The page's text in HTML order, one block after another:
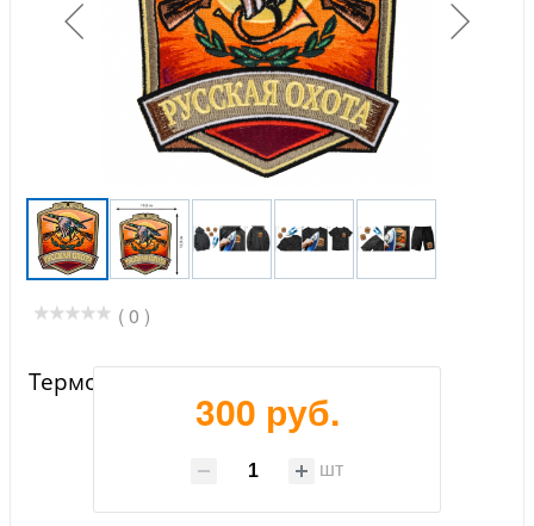
( 0 )
Термонашивка "Русская охота"
300 руб.
шт